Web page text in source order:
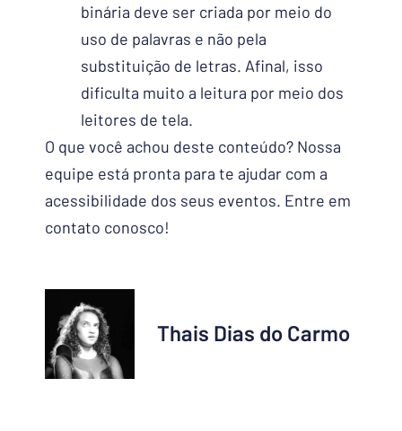
binária deve ser criada por meio do
uso de palavras e não pela
substituição de letras. Afinal, isso
dificulta muito a leitura por meio dos
leitores de tela.
O que você achou deste conteúdo? Nossa
equipe está pronta para te ajudar com a
acessibilidade dos seus eventos. Entre em
contato conosco!
Thais Dias do Carmo